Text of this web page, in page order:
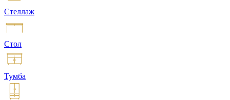
Стеллаж
Стол
Тумба